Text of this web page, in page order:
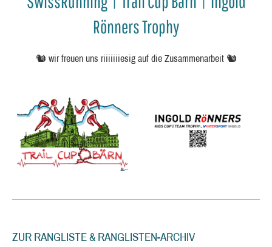
Rönners Trophy
🐿️ wir freuen uns riiiiiiiesig auf die Zusammenarbeit 🐿️
ZUR RANGLISTE & RANGLISTEN-ARCHIV